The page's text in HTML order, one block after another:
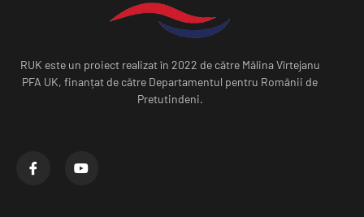
RUK este un proiect realizat în 2022 de către Mălina Vîrtejanu
PFA UK, finanțat de către Departamentul pentru Românii de
Pretutindeni.